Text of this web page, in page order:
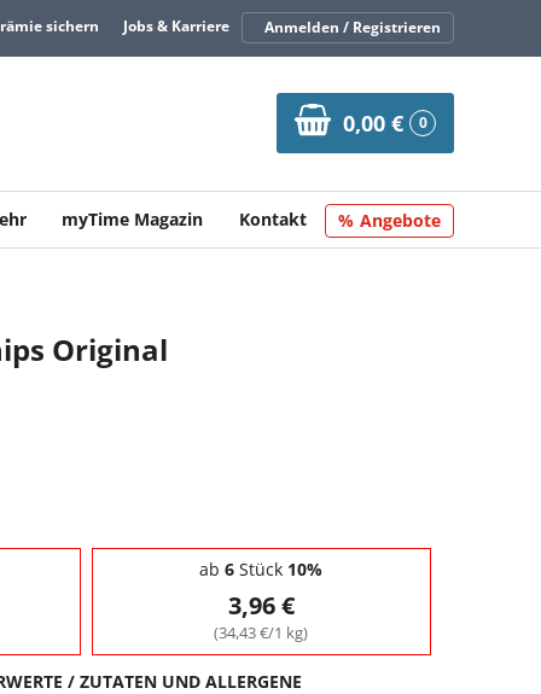
sichern Jobs & Karriere Anmelden / Registrieren
0,00 € 0
myTime Magazin Kontakt Angebote
Original
ab 6 Stück 10%
3,96 €
(34,43 €/1 kg)
/ ZUTATEN UND ALLERGENE